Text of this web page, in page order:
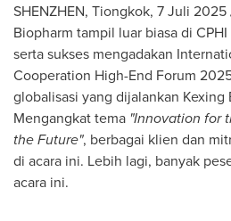
SHENZHEN, Tiongkok, 7 Juli
Biopharm tampil luar biasa di
serta sukses mengadakan
Cooperation High-End Forum
globalisasi yang dijalankan Kexing
Mengangkat tema "Innovation for
the Future", berbagai klien dan
di acara ini. Lebih lagi, banyak
acara ini.